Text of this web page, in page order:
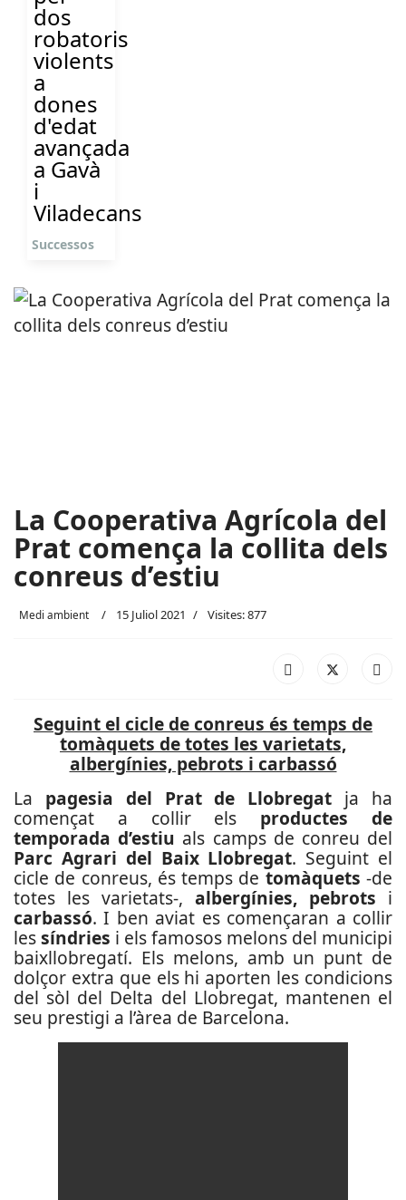
dos
robatoris
violents
a
dones
d'edat
avançada
a Gavà
i
Viladecans
Successos
La Cooperativa Agrícola del
Prat comença la collita dels
conreus d’estiu
Medi ambient 15 Juliol 2021 Visites: 877
Seguint el cicle de conreus és temps de
tomàquets de totes les varietats,
albergínies, pebrots i carbassó
La pagesia del Prat de Llobregat ja ha
començat a collir els productes de
temporada d’estiu als camps de conreu del
Parc Agrari del Baix Llobregat. Seguint el
cicle de conreus, és temps de tomàquets -de
totes les varietats-, albergínies, pebrots i
carbassó. I ben aviat es començaran a collir
lessíndries i els famosos melons del municipi
baixllobregatí. Els melons, amb un punt de
dolçor extra que els hi aporten les condicions
del sòl del Delta del Llobregat, mantenen el
seu prestigi a l’àrea de Barcelona.